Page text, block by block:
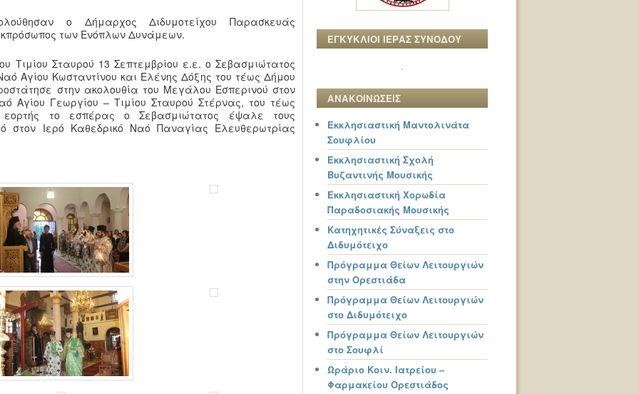
ο Δήμαρχος Διδυμοτείχου Παρασκευάς
των Ενόπλων Δυνάμεων.
Τιμίου Σταυρού 13 Σεπτεμβρίου ε.ε. ο Σεβασμιώτατος
Αγίου Κωσταντίνου και Ελένης Δόξης του τέως Δήμου
στην ακολουθία του Μεγάλου Εσπερινού στον
Αγίου Γεωργίου – Τιμίου Σταυρού Στέρνας, του τέως
το εσπέρας ο Σεβασμιώτατος έψαλε τους
στον Ιερό Καθεδρικό Ναό Παναγίας Ελευθερωτρίας
ΕΓΚΥΚΛΙΟΙ ΙΕΡΑΣ ΣΥΝΟΔΟΥ
ΑΝΑΚΟΙΝΩΣΕΙΣ
Εκκλησιαστική Μαντολινάτα
Σουφλίου
Εκκλησιαστική Σχολή
Βυζαντινής Μουσικής
Εκκλησιαστική Χορωδία
Παραδοσιακής Μουσικής
Κατηχητικές Σύναξεις στο
Διδυμότειχο
Πρόγραμμα Θείων Λειτουργιών
στην Ορεστιάδα
Πρόγραμμα Θείων Λειτουργιών
στο Διδυμότειχο
Πρόγραμμα Θείων Λειτουργιών
στο Σουφλί
Ωράριο Κοιν. Ιατρείου –
Φαρμακείου Ορεστιάδος